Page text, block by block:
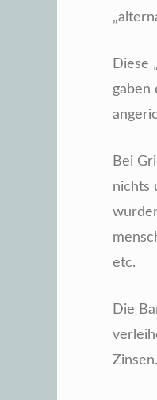
Diese
gaben
Bei
nichts
etc.
Die
Zinsen.